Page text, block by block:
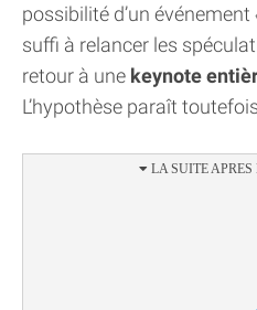
possibilité d’un événement
suffi à relancer les
retour à une keynote
L’hypothèse paraît